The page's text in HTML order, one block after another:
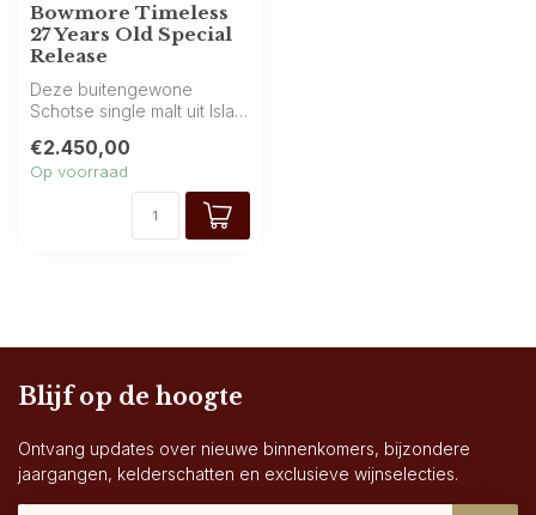
Bowmore Timeless
27 Years Old Special
Release
Deze buitengewone
Schotse single malt uit Islay,
€2.450,00
Op voorraad
Blijf op de hoogte
Ontvang updates over nieuwe binnenkomers, bijzondere
jaargangen, kelderschatten en exclusieve wijnselecties.